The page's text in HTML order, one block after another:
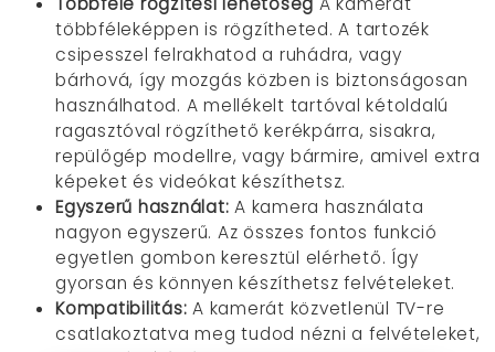
többféleképpen is rögzítheted. A tartozék
csipesszel felrakhatod a ruhádra, vagy
bárhová, így mozgás közben is biztonságosan
használhatod. A mellékelt tartóval kétoldalú
ragasztóval rögzíthető kerékpárra, sisakra,
repülőgép modellre, vagy bármire, amivel extra
képeket és videókat készíthetsz.
Egyszerű használat: A kamera használata
nagyon egyszerű. Az összes fontos funkció
egyetlen gombon keresztül elérhető. Így
gyorsan és könnyen készíthetsz felvételeket.
Kompatibilitás: A kamerát közvetlenül TV-re
csatlakoztatva meg tudod nézni a felvételeket,